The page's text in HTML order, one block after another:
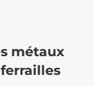
métaux